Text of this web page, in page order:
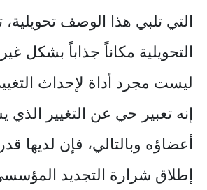
التي تلبي هذا الوصف تحويلية،
التحويلية مكاناً جذاباً بشكل
ليست مجرد أداة لإحداث
إنه تعبير حي عن التغيير الذي
أعضاؤه وبالتالي، فإن لديها
إطلاق شرارة التجديد